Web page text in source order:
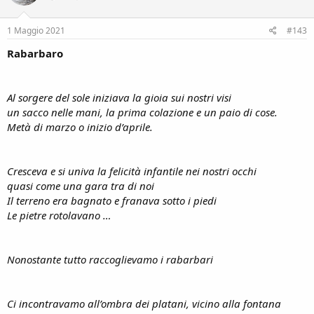
o
n
s
1 Maggio 2021 #143
Rabarbaro
Al sorgere del sole iniziava la gioia sui nostri visi
un sacco nelle mani, la prima colazione e un paio di cose.
Metà di marzo o inizio d’aprile.
Cresceva e si univa la felicità infantile nei nostri occhi
quasi come una gara tra di noi
Il terreno era bagnato e franava sotto i piedi
Le pietre rotolavano …
Nonostante tutto raccoglievamo i rabarbari
Ci incontravamo all’ombra dei platani, vicino alla fontana